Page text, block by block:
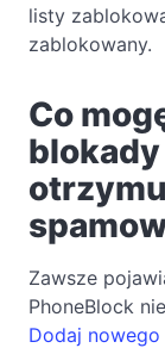
listy
zablokowany.
Co
Zawsze
PhoneBlock
Dodaj